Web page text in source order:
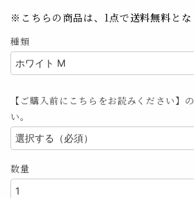
※こちらの商品は、1点で送料無料 とな
種類
【ご購入前にこちらをお読みください】
い。
数量